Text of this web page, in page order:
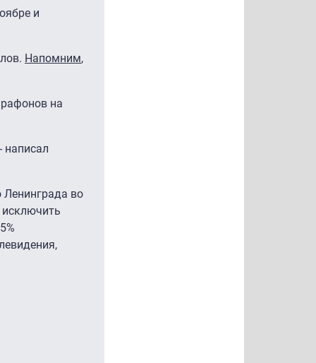
и
Напомним,
на
написал
Ленинграда во
исключить